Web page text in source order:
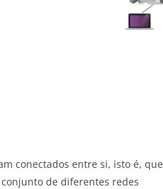
conectados entre si, isto é, que
de diferentes redes